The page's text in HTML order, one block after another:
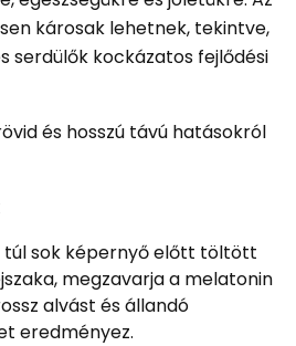
károsak lehetnek, tekintve,
serdülők kockázatos fejlődési
és hosszú távú hatásokról
túl sok képernyő előtt töltött
megzavarja a melatonin
alvást és állandó
eredményez.